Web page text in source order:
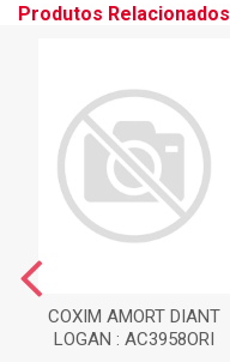
Produtos Relacionados
COXIM AMORT DIANT
LOGAN : AC3958ORI